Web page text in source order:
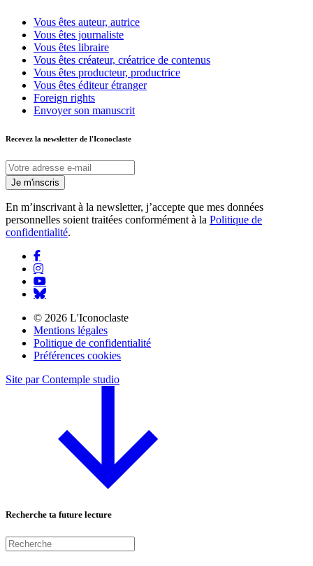
Vous êtes auteur, autrice
Vous êtes journaliste
Vous êtes libraire
Vous êtes créateur, créatrice de contenus
Vous êtes producteur, productrice
Vous êtes éditeur étranger
Foreign rights
Envoyer son manuscrit
Recevez la newsletter de l'Iconoclaste
Je m'inscris
En m’inscrivant à la newsletter, j’accepte que mes données
personnelles soient traitées conformément à la Politique de
confidentialité.
© 2026 L'Iconoclaste
Mentions légales
Politique de confidentialité
Préférences cookies
Site par Contemple studio
Recherche ta future lecture